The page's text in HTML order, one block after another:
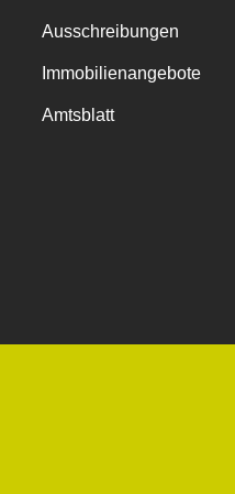
Ausschreibungen
Immobilienangebote
Amtsblatt